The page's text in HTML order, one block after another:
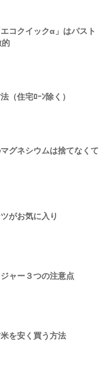
コクイックα」はパスト
的
（住宅ﾛｰﾝ除く）
グネシウムは捨てなくて
がお気に入り
ャー３つの注意点
を安く買う方法